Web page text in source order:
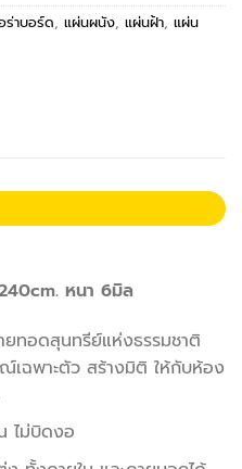
ร่าบอร์ด, แผ่นผนัง, แผ่นฝ้า, แผ่น
หนา 6มิล
ทอดสุนทรีย์แห่งธรรมชาติ
เฉพาะตัว สร้างมิติ ให้กับห้อง
ไม่บิดงอ